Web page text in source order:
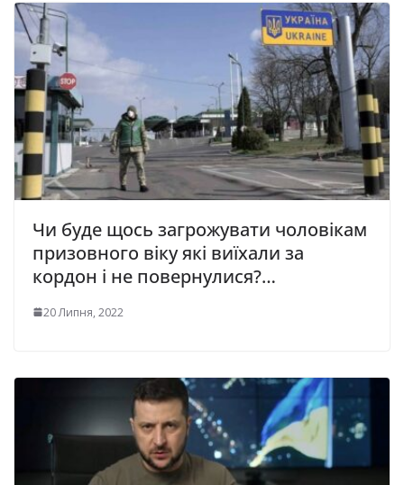
Чи буде щось загрожувати чоловікам
призовного віку які виїхали за
кордон і не повернулися?…
20 Липня, 2022